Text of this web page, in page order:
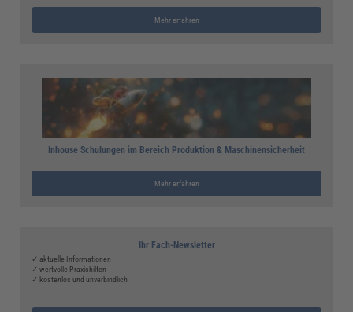
Mehr erfahren
Inhouse Schulungen im Bereich Produktion & Maschinensicherheit
Mehr erfahren
Ihr Fach-Newsletter
✓ aktuelle Informationen
✓ wertvolle Praxishilfen
✓ kostenlos und unverbindlich